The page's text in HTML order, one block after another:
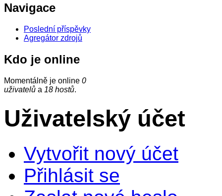
Navigace
Poslední příspěvky
Agregátor zdrojů
Kdo je online
Momentálně je online 0
uživatelů a 18 hostů.
Uživatelský účet
Vytvořit nový účet
Přihlásit se